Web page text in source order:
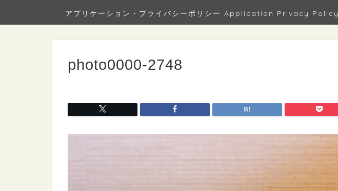
アプリケーション・プライバシーポリシー Application Privacy Policy
photo0000-2748